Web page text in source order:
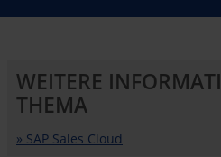
WEITERE
THEMA
» SAP Sales Cloud